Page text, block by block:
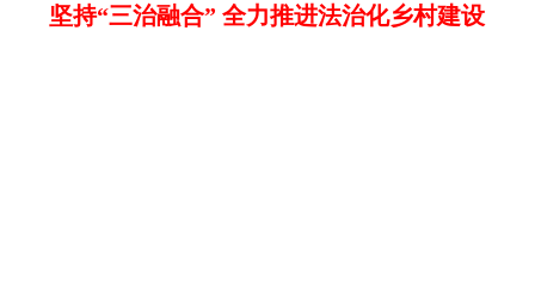
坚持“三治融合” 全力推进法治化乡村建设